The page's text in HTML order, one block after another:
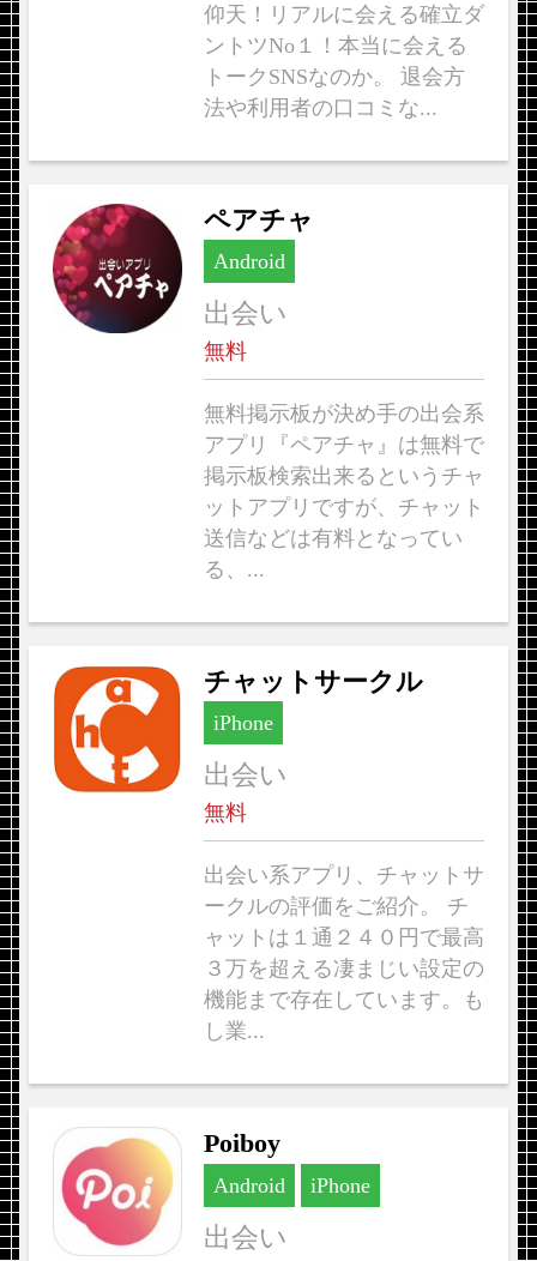
仰天！リアルに会える確立ダ
ントツNo１！本当に会える
トークSNSなのか。 退会方
法や利用者の口コミな...
ペアチャ
Android
出会い
無料
無料掲示板が決め手の出会系
アプリ『ペアチャ』は無料で
掲示板検索出来るというチャ
ットアプリですが、チャット
送信などは有料となってい
る、...
チャットサークル
iPhone
出会い
無料
出会い系アプリ、チャットサ
ークルの評価をご紹介。 チ
ャットは１通２４０円で最高
３万を超える凄まじい設定の
機能まで存在しています。も
し業...
Poiboy
Android iPhone
出会い